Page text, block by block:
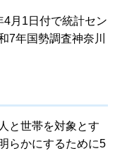
4月1日付で統計セン
7年国勢調査神奈川
と世帯を対象とす
らかにするために5